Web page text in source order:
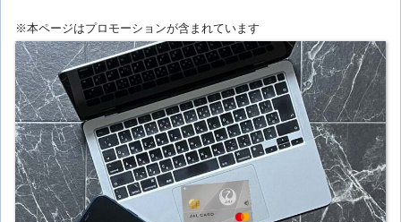
※本ページはプロモーションが含まれています